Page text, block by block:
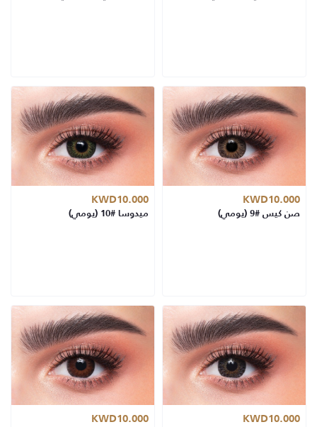
KWD10.000
صن كيس #9 (يومي)
KWD10.000
ميدوسا #10 (يومي)
KWD10.000
KWD10.000